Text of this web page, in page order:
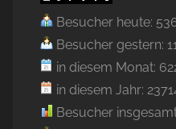
Besucher heute:
Besucher gestern:
in diesem Monat:
in diesem Jahr:
Besucher